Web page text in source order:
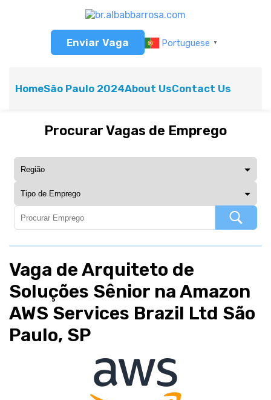
Enviar Vaga Portuguese ▼
HomeSão Paulo 2024About UsContact Us
Procurar Vagas de Emprego
Vaga de Arquiteto de
Soluções Sênior na Amazon
AWS Services Brazil Ltd São
Paulo, SP